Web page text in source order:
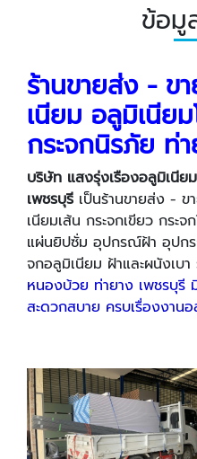
ข้อมู
ร้านขายส่ง - ข
เนียม อลูมิเนีย
กระจกนิรภัย ท่
บริษัท แสงรุ่งเรืองอลูมิเนี
เพชรบุรี เป็นร้านขายส่ง -
เนียมเส้น กระจกเขียว กระจ
แผ่นยิปซั่ม อุปกรณ์ฝ้า อุป
จกอลูมิเนียม ฝ้าและผนังเบา
หนองบ้วย ท่ายาง เพชรบุรี
สะดวกสบาย ครบเรื่องงาน